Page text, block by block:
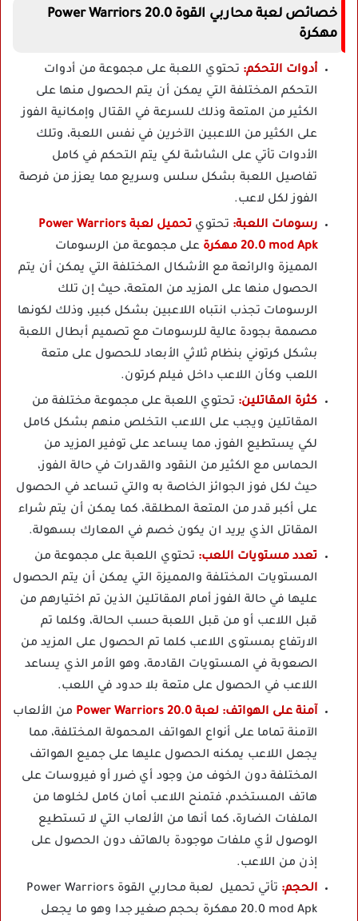
خصائص لعبة محاربي القوة Power Warriors 20.0
مهكرة
أدوات التحكم: تحتوي اللعبة على مجموعة من أدوات
التحكم المختلفة التي يمكن أن يتم الحصول منها على
الكثير من المتعة وذلك للسرعة في القتال وإمكانية الفوز
على الكثير من اللاعبين الآخرين في نفس اللعبة، وتلك
الأدوات تأتي على الشاشة لكي يتم التحكم في كامل
تفاصيل اللعبة بشكل سلس وسريع مما يعزز من فرصة
الفوز لكل لاعب.
رسومات اللعبة: تحتوي
تحميل لعبة Power Warriors
20.0 mod Apk مهكرة
على مجموعة من الرسومات
المميزة والرائعة مع الأشكال المختلفة التي يمكن أن يتم
الحصول منها على المزيد من المتعة، حيث إن تلك
الرسومات تجذب انتباه اللاعبين بشكل كبير، وذلك لكونها
مصممة بجودة عالية للرسومات مع تصميم أبطال اللعبة
بشكل كرتوني بنظام ثلاثي الأبعاد للحصول على متعة
اللعب وكأن اللاعب داخل فيلم كرتون.
كثرة المقاتلين: تحتوي اللعبة على مجموعة مختلفة من
المقاتلين ويجب على اللاعب التخلص منهم بشكل كامل
لكي يستطيع الفوز، مما يساعد على توفير المزيد من
الحماس مع الكثير من النقود والقدرات في حالة الفوز،
حيث لكل فوز الجوائز الخاصة به والتي تساعد في الحصول
على أكبر قدر من المتعة المطلقة، كما يمكن أن يتم شراء
المقاتل الذي يريد ان يكون خصم في المعارك بسهولة.
تعدد مستويات اللعب: تحتوي اللعبة على مجموعة من
المستويات المختلفة والمميزة التي يمكن أن يتم الحصول
عليها في حالة الفوز أمام المقاتلين الذين تم اختيارهم من
قبل اللاعب أو من قبل اللعبة حسب الحالة، وكلما تم
الارتفاع بمستوى اللاعب كلما تم الحصول على المزيد من
الصعوبة في المستويات القادمة، وهو الأمر الذي يساعد
اللاعب في الحصول على متعة بلا حدود في اللعب.
آمنة على الهواتف: لعبة Power Warriors 20.0
من الألعاب
الآمنة تماما على أنواع الهواتف المحمولة المختلفة، مما
يجعل اللاعب يمكنه الحصول عليها على جميع الهواتف
المختلفة دون الخوف من وجود أي ضرر أو فيروسات على
هاتف المستخدم، فتمنح اللاعب أمان كامل لخلوها من
الملفات الضارة، كما أنها من الألعاب التي لا تستطيع
الوصول لأي ملفات موجودة بالهاتف دون الحصول على
إذن من اللاعب.
الحجم:
تأتي تحميل لعبة محاربي القوة Power Warriors
20.0 mod Apk مهكرة بحجم صغير جدا وهو ما يجعل